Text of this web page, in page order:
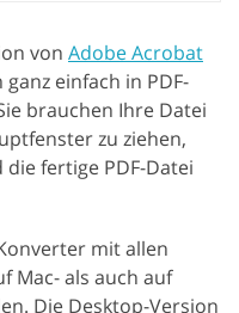
von Adobe Acrobat
ganz einfach in PDF-
brauchen Ihre Datei
zu ziehen,
fertige PDF-Datei
mit allen
Mac- als auch auf
Die Desktop-Version